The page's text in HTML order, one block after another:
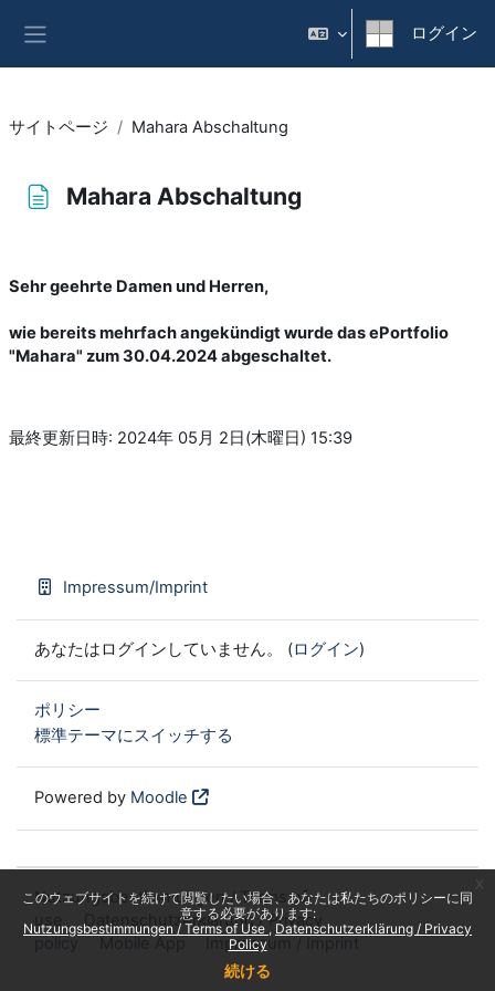
このウェブサイトを続けて閲覧したい場合、あなたは私たちのポリシーに同
意する必要があります:
Nutzungsbestimmungen / Terms of Use
Datenschutzerklärung / Privacy
Policy
続ける
ログイン
サイトページ Mahara Abschaltung
Mahara Abschaltung
Sehr geehrte Damen und Herren,
wie bereits mehrfach angekündigt wurde das ePortfolio
"Mahara" zum 30.04.2024 abgeschaltet.
最終更新日時: 2024年 05月 2日(木曜日) 15:39
Impressum/Imprint
あなたはログインしていません。 (ログイン)
ポリシー
標準テーマにスイッチする
Powered by Moodle
Nutzungsbestimmungen / Terms of
use
Datenschutzerklärung / Privacy
policy
Mobile App Impressum / Imprint